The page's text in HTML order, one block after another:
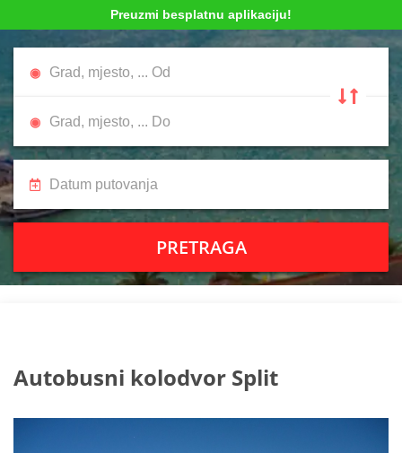
Preuzmi besplatnu aplikaciju!
PRETRAGA
Autobusni kolodvor Split